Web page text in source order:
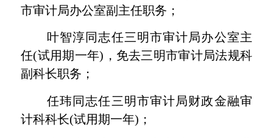
市审计局办公室副主任职务；
叶智淳同志任三明市审计局办公室主
任(试用期一年) ，免去三明市审计局法规科
副科长职务；
任玮同志任三明市审计局财政金融审
计科科长(试用期一年) ；